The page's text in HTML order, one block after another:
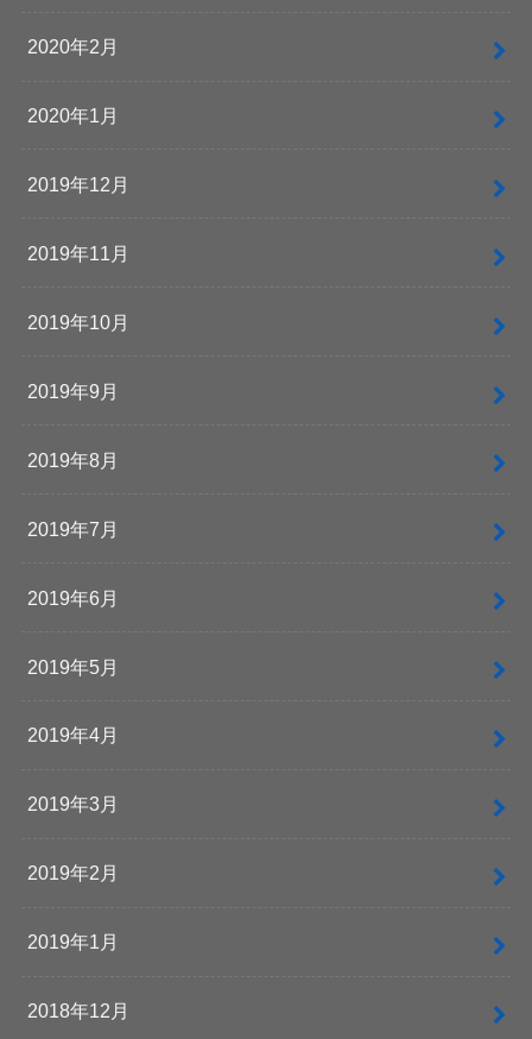
2020年2月
2020年1月
2019年12月
2019年11月
2019年10月
2019年9月
2019年8月
2019年7月
2019年6月
2019年5月
2019年4月
2019年3月
2019年2月
2019年1月
2018年12月